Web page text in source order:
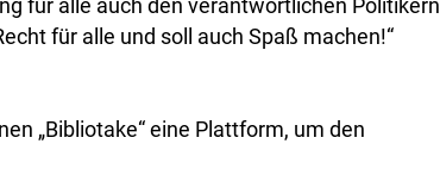
für alle auch den verantwortlichen Politikern
für alle und soll auch Spaß machen!“
„Bibliotake“ eine Plattform, um den